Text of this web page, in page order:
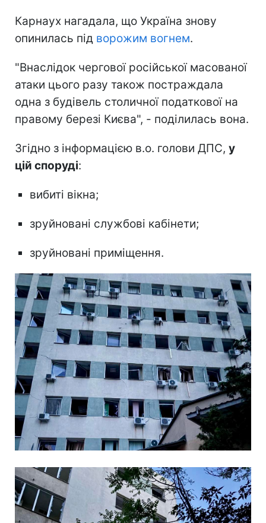
Карнаух нагадала, що Україна знову
опинилась під ворожим вогнем.
"Внаслідок чергової російської масованої
атаки цього разу також постраждала
одна з будівель столичної податкової на
правому березі Києва", - поділилась вона.
Згідно з інформацією в.о. голови ДПС, у
цій споруді:
вибиті вікна;
зруйновані службові кабінети;
зруйновані приміщення.